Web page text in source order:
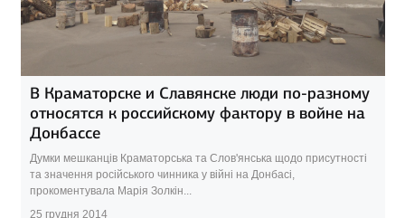
В Краматорске и Славянске люди по-разному
относятся к российскому фактору в войне на
Донбассе
Думки мешканців Краматорська та Слов'янська щодо присутності
та значення російського чинника у війні на Донбасі,
прокоментувала Марія Золкін...
25 грудня 2014